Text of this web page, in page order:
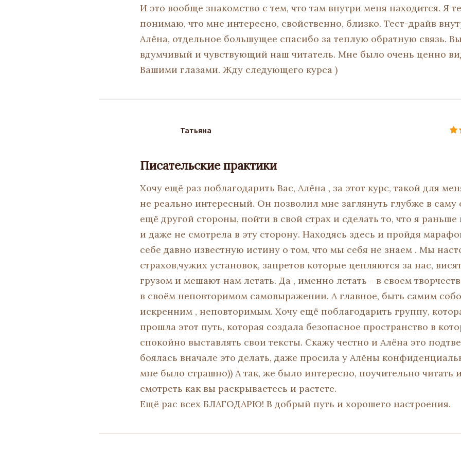
И это вообще знакомство с тем, что там внутри меня находится. Я
понимаю, что мне интересно, свойственно, близко. Тест-драйв
Алёна, отдельное большущее спасибо за теплую обратную связь.
вдумчивый и чувствующий наш читатель. Мне было очень ценно
Вашими глазами. Жду следующего курса )
Татьяна
Писательские практики
Хочу ещё раз поблагодарить Вас, Алёна , за этот курс, такой для
не реально интересный. Он позволил мне заглянуть глубже в саму
ещё другой стороны, пойти в свой страх и сделать то, что я раньше
и даже не смотрела в эту сторону. Находясь здесь и пройдя
себе давно известную истину о том, что мы себя не знаем . Мы
страхов,чужих установок, запретов которые цепляются за нас,
грузом и мешают нам летать. Да , именно летать - в своем
в своём неповторимом самовыражении. А главное, быть самим
искренним , неповторимым. Хочу ещё поблагодарить группу,
прошла этот путь, которая создала безопасное пространство в
спокойно выставлять свои тексты. Скажу честно и Алёна это
боялась вначале это делать, даже просила у Алёны
мне было страшно)) А так, же было интересно, поучительно читать
смотреть как вы раскрываетесь и растете.
Ещё рас всех БЛАГОДАРЮ! В добрый путь и хорошего настроения.